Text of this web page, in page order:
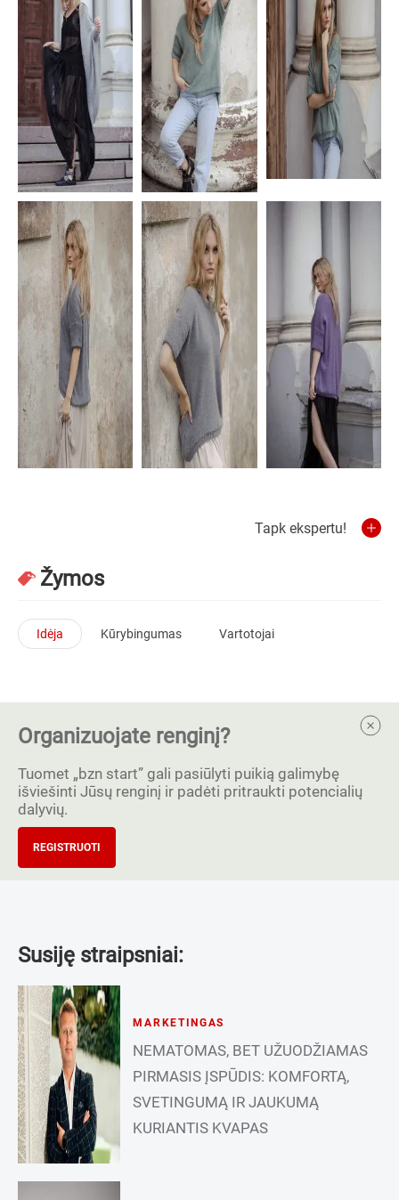
Tapk ekspertu!
Žymos
Idėja Kūrybingumas Vartotojai
Organizuojate renginį?
Tuomet „bzn start” gali pasiūlyti puikią galimybę
išviešinti Jūsų renginį ir padėti pritraukti potencialių
dalyvių.
REGISTRUOTI
Susiję straipsniai:
MARKETINGAS
NEMATOMAS, BET UŽUODŽIAMAS
PIRMASIS ĮSPŪDIS: KOMFORTĄ,
SVETINGUMĄ IR JAUKUMĄ
KURIANTIS KVAPAS